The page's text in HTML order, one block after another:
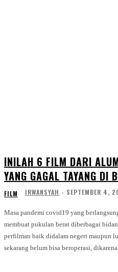
INILAH 6 FILM DARI
YANG GAGAL TAYANG DI
FILM IRWANSYAH - SEPTEMBER 4,
Masa pandemi covid19 yang
membuat pukulan berat diberbagai
perfilman baik didalam negeri maupun luar negeri. Imbasnya
sekarang belum bisa beroperasi,